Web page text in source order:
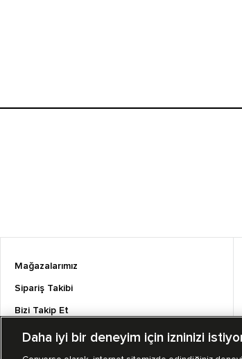
Mağazalarımız
Sipariş Takibi
Bizi Takip Et
Daha iyi bir deneyim için izninizi